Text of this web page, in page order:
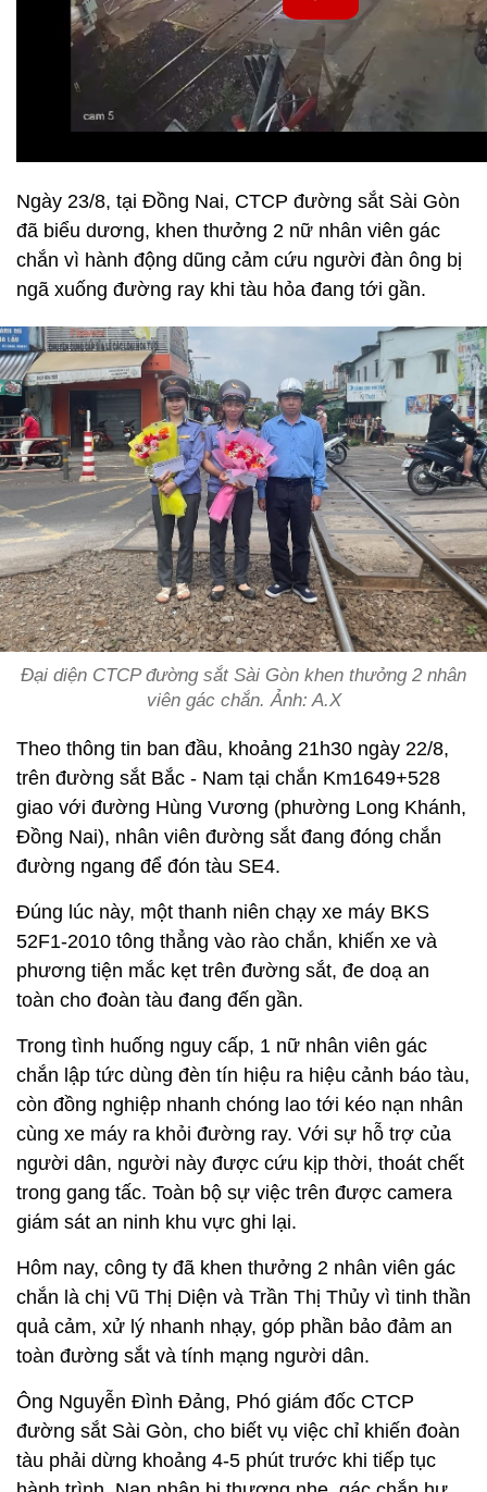
Ngày 23/8, tại Đồng Nai, CTCP đường sắt Sài Gòn
đã biểu dương, khen thưởng 2 nữ nhân viên gác
chắn vì hành động dũng cảm cứu người đàn ông bị
ngã xuống đường ray khi tàu hỏa đang tới gần.
Đại diện CTCP đường sắt Sài Gòn khen thưởng 2 nhân
viên gác chắn. Ảnh: A.X
Theo thông tin ban đầu, khoảng 21h30 ngày 22/8,
trên đường sắt Bắc - Nam tại chắn Km1649+528
giao với đường Hùng Vương (phường Long Khánh,
Đồng Nai), nhân viên đường sắt đang đóng chắn
đường ngang để đón tàu SE4.
Đúng lúc này, một thanh niên chạy xe máy BKS
52F1-2010 tông thẳng vào rào chắn, khiến xe và
phương tiện mắc kẹt trên đường sắt, đe doạ an
toàn cho đoàn tàu đang đến gần.
Trong tình huống nguy cấp, 1 nữ nhân viên gác
chắn lập tức dùng đèn tín hiệu ra hiệu cảnh báo tàu,
còn đồng nghiệp nhanh chóng lao tới kéo nạn nhân
cùng xe máy ra khỏi đường ray. Với sự hỗ trợ của
người dân, người này được cứu kịp thời, thoát chết
trong gang tấc. Toàn bộ sự việc trên được camera
giám sát an ninh khu vực ghi lại.
Hôm nay, công ty đã khen thưởng 2 nhân viên gác
chắn là chị Vũ Thị Diện và Trần Thị Thủy vì tinh thần
quả cảm, xử lý nhanh nhạy, góp phần bảo đảm an
toàn đường sắt và tính mạng người dân.
Ông Nguyễn Đình Đảng, Phó giám đốc CTCP
đường sắt Sài Gòn, cho biết vụ việc chỉ khiến đoàn
tàu phải dừng khoảng 4-5 phút trước khi tiếp tục